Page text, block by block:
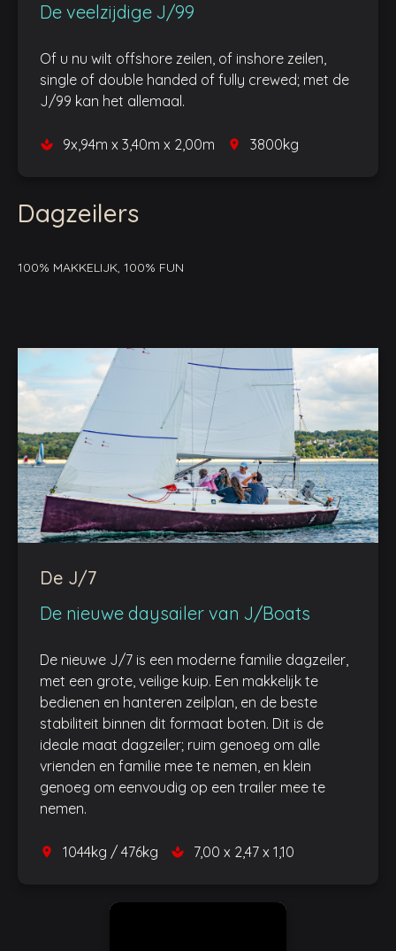
De veelzijdige J/99
Of u nu wilt offshore zeilen, of inshore zeilen,
single of double handed of fully crewed; met de
J/99 kan het allemaal.
space9x,94m x 3,40m x 2,00m place 3800kg
Dagzeilers
100% MAKKELIJK, 100% FUN
De J/7
De nieuwe daysailer van J/Boats
De nieuwe J/7 is een moderne familie dagzeiler,
met een grote, veilige kuip. Een makkelijk te
bedienen en hanteren zeilplan, en de beste
stabiliteit binnen dit formaat boten. Dit is de
ideale maat dagzeiler; ruim genoeg om alle
vrienden en familie mee te nemen, en klein
genoeg om eenvoudig op een trailer mee te
nemen.
place 1044kg / 476kg space7,00 x 2,47 x 1,10